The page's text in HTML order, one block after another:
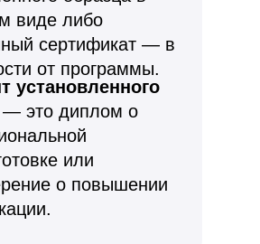
виде либо
сертификат — в
от программы.
установленного
это диплом о
или
о повышении